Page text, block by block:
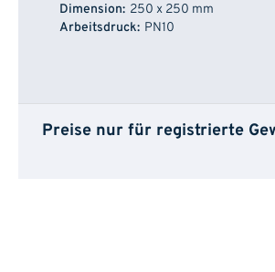
250 x 250 mm
PN10
Preise nur für registrierte